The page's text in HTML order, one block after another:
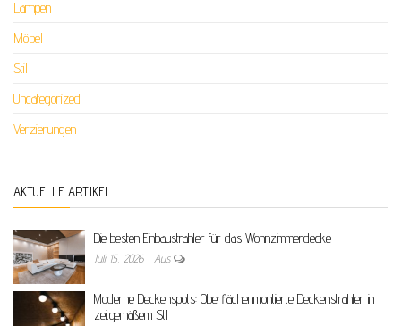
Lampen
Möbel
Stil
Uncategorized
Verzierungen
AKTUELLE ARTIKEL
Die besten Einbaustrahler für das Wohnzimmerdecke
Juli 15, 2026 Aus
Moderne Deckenspots: Oberflächenmontierte Deckenstrahler in
zeitgemäßem Stil